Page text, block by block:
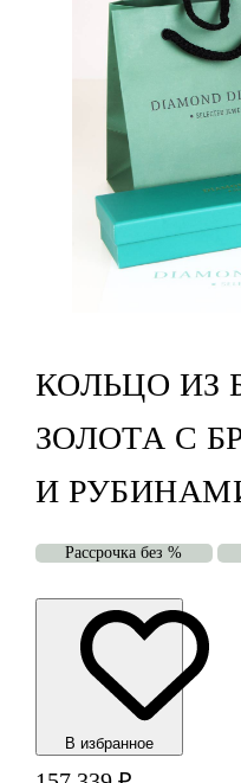
КОЛЬЦО ИЗ
ЗОЛОТА С
И РУБИНАМИ
Рассрочка без %
В избранноe